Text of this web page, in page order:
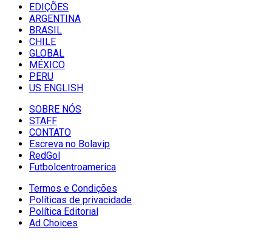
EDIÇÕES
ARGENTINA
BRASIL
CHILE
GLOBAL
MÉXICO
PERU
US ENGLISH
SOBRE NÓS
STAFF
CONTATO
Escreva no Bolavip
RedGol
Futbolcentroamerica
Termos e Condições
Políticas de privacidade
Política Editorial
Ad Choices